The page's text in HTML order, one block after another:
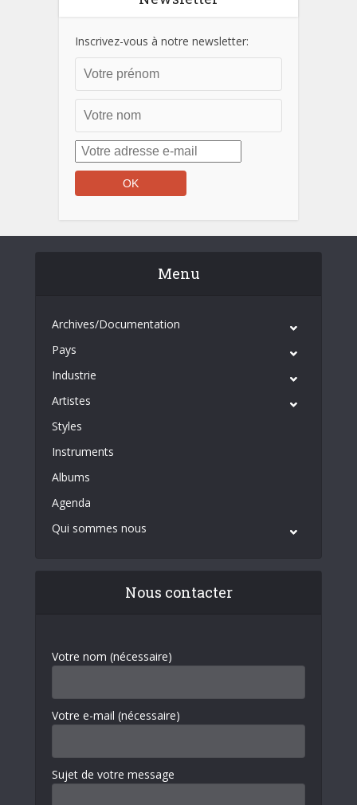
Inscrivez-vous à notre newsletter:
Menu
Archives/Documentation
Pays
Industrie
Artistes
Styles
Instruments
Albums
Agenda
Qui sommes nous
Nous contacter
Votre nom (nécessaire)
Votre e-mail (nécessaire)
Sujet de votre message